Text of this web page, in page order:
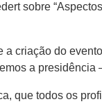
sobre
criação do
a presidência
que todos os